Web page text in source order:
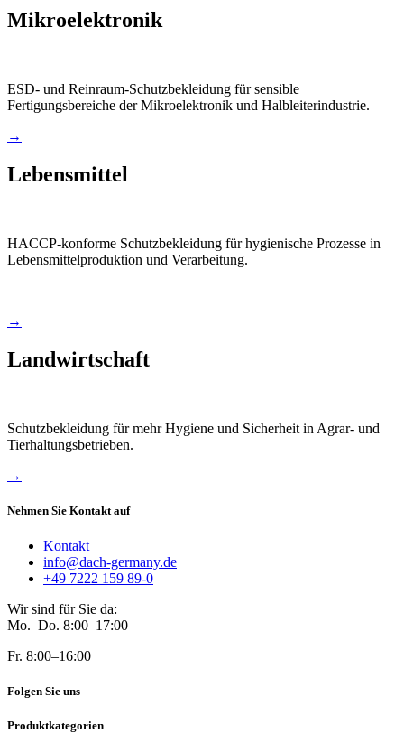
Mikroelektronik
ESD- und Reinraum-Schutzbekleidung für sensible
Fertigungsbereiche der Mikroelektronik und Halbleiterindustrie.
→
Lebensmittel
HACCP-konforme Schutzbekleidung für hygienische Prozesse in
Lebensmittelproduktion und Verarbeitung.
→
Landwirtschaft
Schutzbekleidung für mehr Hygiene und Sicherheit in Agrar- und
Tierhaltungsbetrieben.
→
Nehmen Sie Kontakt auf
Kontakt
info@dach-germany.de
+49 7222 159 89-0
Wir sind für Sie da:
Mo.–Do. 8:00–17:00
Fr. 8:00–16:00
Folgen Sie uns
Produktkategorien